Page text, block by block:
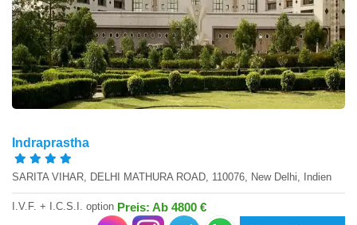
Indraprastha
SARITA VIHAR, DELHI MATHURA ROAD, 110076, New Delhi, Indien
I.V.F. + I.C.S.I. option Preis: Ab 4800 €